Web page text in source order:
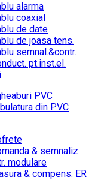
alarma
coaxial
de date
de joasa tens.
semnal.&contr.
pt.inst.el.
PVC
din PVC
& semnaliz.
modulare
& compens. ER